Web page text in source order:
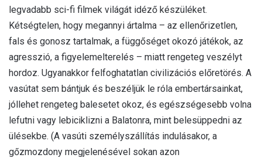
legvadabb sci-fi filmek világát idéző készüléket.
Kétségtelen, hogy megannyi ártalma – az ellenőrizetlen,
fals és gonosz tartalmak, a függőséget okozó játékok, az
agresszió, a figyelemelterelés – miatt rengeteg veszélyt
hordoz. Ugyanakkor felfoghatatlan civilizációs előretörés. A
vasútat sem bántjuk és beszéljük le róla embertársainkat,
jóllehet rengeteg balesetet okoz, és egészségesebb volna
lefutni vagy lebiciklizni a Balatonra, mint belesüppedni az
ülésekbe. (A vasúti személyszállítás indulásakor, a
gőzmozdony megjelenésével sokan azon